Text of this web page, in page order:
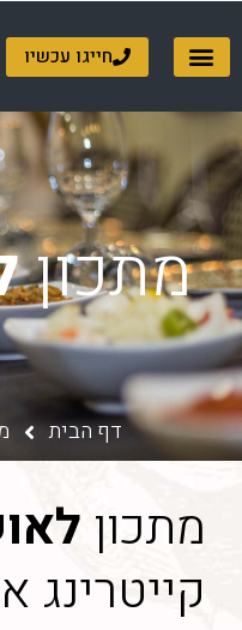
חייגו עכשיו
מתכון
דף הבית
מתכון
קייטרינג